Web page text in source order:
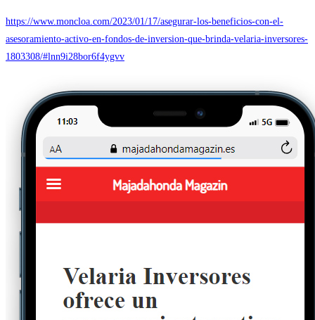
https://www.moncloa.com/2023/01/17/asegurar-los-beneficios-con-el-
asesoramiento-activo-en-fondos-de-inversion-que-brinda-velaria-inversores-
1803308/#lnn9i28bor6f4ygvv